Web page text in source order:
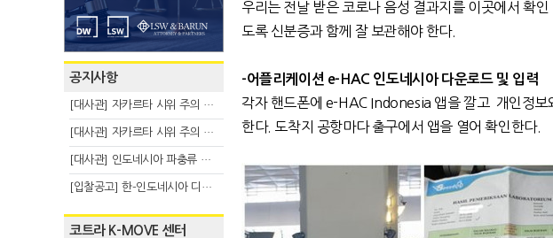
공지사항
[대사관] 자카르타 시위 주의 안내(8.6)
[대사관] 자카르타 시위 주의 안내(8.3)
[대사관] 인도네시아 파충류 불법 반출 주의 (7.29)
[입찰공고] 한-인도네시아 디지털융복합 탈 전시회
코트라 K-MOVE 센터
우리는 전날 받은 코로나 음성 결과지를 이곳에서 확
도록 신분증과 함께 잘 보관해야 한다.
-어플리케이션 e-HAC 인도네시아 다운로드 및 입력
각자 핸드폰에 e-HAC Indonesia 앱을 깔고 개인정보
한다. 도착지 공항마다 출구에서 앱을 열어 확인한다.